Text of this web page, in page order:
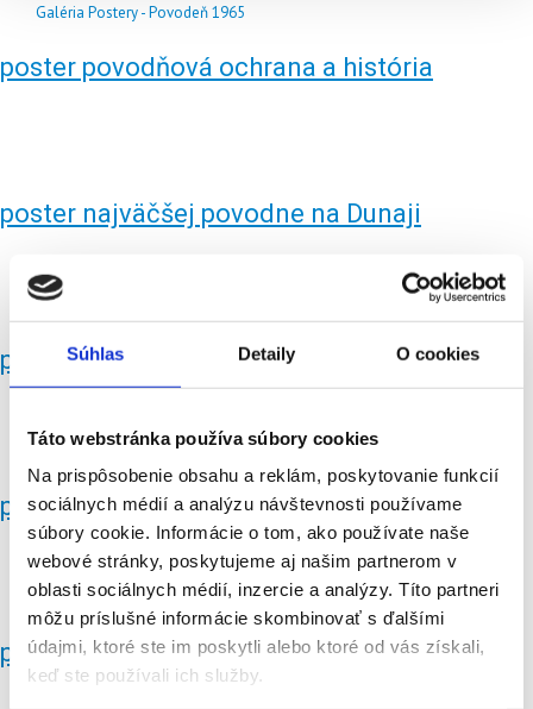
Súhlas Detaily O cookies
Táto webstránka používa súbory cookies
Na prispôsobenie obsahu a reklám, poskytovanie funkcií
sociálnych médií a analýzu návštevnosti používame
súbory cookie. Informácie o tom, ako používate naše
webové stránky, poskytujeme aj našim partnerom v
oblasti sociálnych médií, inzercie a analýzy. Títo partneri
môžu príslušné informácie skombinovať s ďalšími
údajmi, ktoré ste im poskytli alebo ktoré od vás získali,
keď ste používali ich služby.
Galéria Postery - Povodeň 1965
poster povodňová ochrana a história
poster najväčšej povodne na Dunaji
poster najväčšej povodne na Dunaji
poster najväčšej povodne na Dunaji
poster najväčšej povodne na Dunaji